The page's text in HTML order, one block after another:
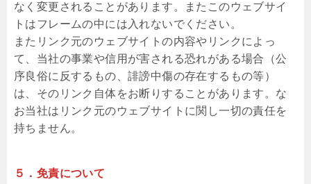
なく変更されることがあります。またこのウェブサイ
トはフレームの中には入れないでください。
またリンク元のウェブサイトの内容やリンクによっ
て、当社の事業や信用が害される恐れがある場合（公
序良俗に反するもの、誹謗中傷の存在するもの等）
は、そのリンク自体をお断りすることがあります。な
お当社はリンク元のウェブサイトに関し一切の責任を
持ちません。
５．免責について